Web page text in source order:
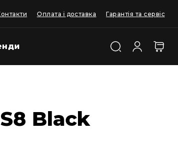
Оплата і доставка Гарантія та сервіс
Black